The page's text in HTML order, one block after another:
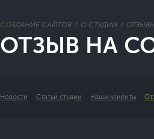
СОЗДАНИЕ САЙТОВ О СТУДИИ
ОТЗЫВ НА
Новости Статьи студии Наши клиенты